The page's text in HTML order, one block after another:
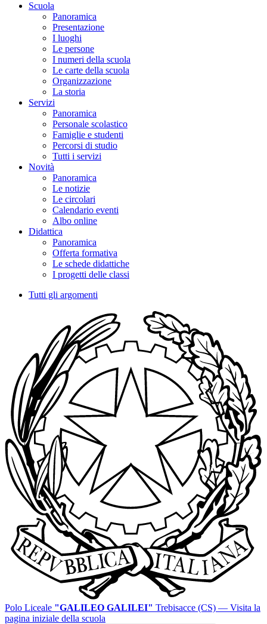
Scuola
Panoramica
Presentazione
I luoghi
Le persone
I numeri della scuola
Le carte della scuola
Organizzazione
La storia
Servizi
Panoramica
Personale scolastico
Famiglie e studenti
Percorsi di studio
Tutti i servizi
Novità
Panoramica
Le notizie
Le circolari
Calendario eventi
Albo online
Didattica
Panoramica
Offerta formativa
Le schede didattiche
I progetti delle classi
Tutti gli argomenti
Polo Liceale "GALILEO GALILEI" Trebisacce (CS) — Visita la
pagina iniziale della scuola